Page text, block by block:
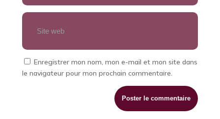
Enregistrer mon nom, mon e-mail et mon site dans
le navigateur pour mon prochain commentaire.